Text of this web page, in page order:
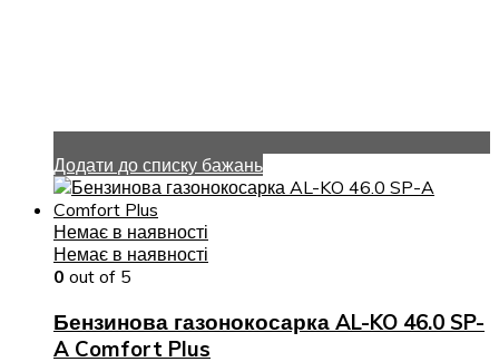
Додати до списку бажань
Немає в наявності
Немає в наявності
0 out of 5
Бензинова газонокосарка AL-KO 46.0 SP-
A Comfort Plus